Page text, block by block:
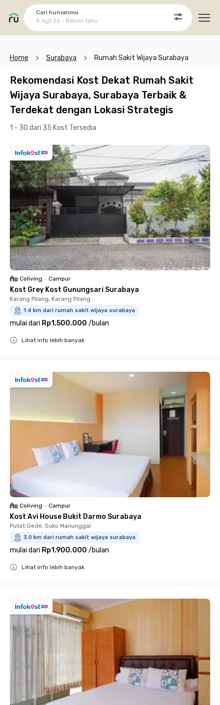
Cari hunianmu
9 Agt 26 - Belum tahu
Home Surabaya Rumah Sakit Wijaya Surabaya
Rekomendasi Kost Dekat Rumah Sakit
Wijaya Surabaya, Surabaya Terbaik &
Terdekat dengan Lokasi Strategis
1 - 30 dari 35 Kost Tersedia
Coliving • Campur
Kost Grey Kost Gunungsari Surabaya
Karang Pilang, Karang Pilang
1.4 km dari rumah sakit wijaya surabaya
mulai dari Rp1.500.000 /bulan
Lihat info lebih banyak
Coliving • Campur
Kost Avi House Bukit Darmo Surabaya
Putat Gede, Suko Manunggal
3.0 km dari rumah sakit wijaya surabaya
mulai dari Rp1.900.000 /bulan
Lihat info lebih banyak